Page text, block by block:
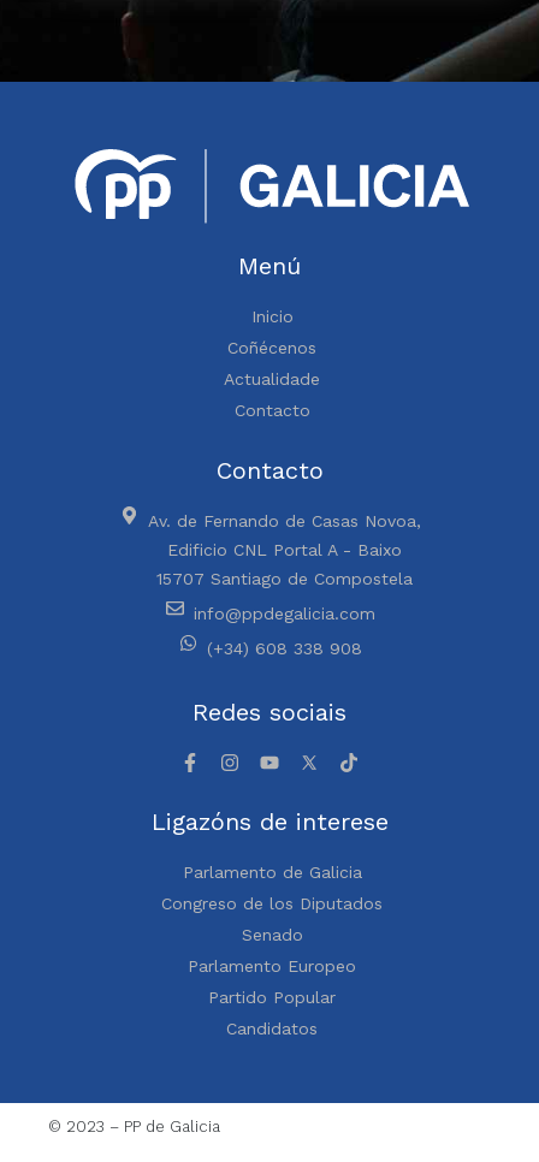
Menú
Inicio
Coñécenos
Actualidade
Contacto
Contacto
Av. de Fernando de Casas Novoa,
Edificio CNL Portal A - Baixo
15707 Santiago de Compostela
info@ppdegalicia.com
(+34) 608 338 908
Redes sociais
Ligazóns de interese
Parlamento de Galicia
Congreso de los Diputados
Senado
Parlamento Europeo
Partido Popular
Candidatos
© 2023 – PP de Galicia